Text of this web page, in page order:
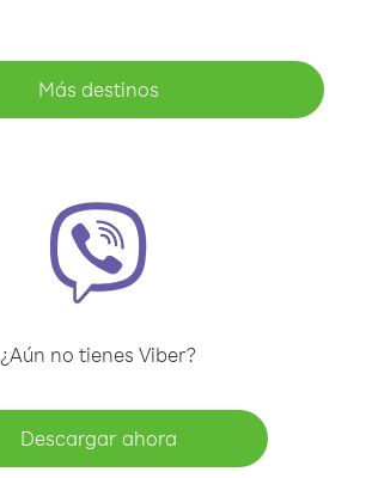
Más destinos
¿Aún no tienes Viber?
Descargar ahora